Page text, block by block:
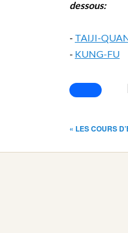
dessous:
- TAIJI-
- KUNG-FU
« LES COURS